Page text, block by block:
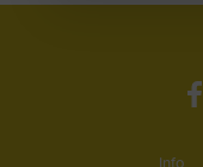
Info